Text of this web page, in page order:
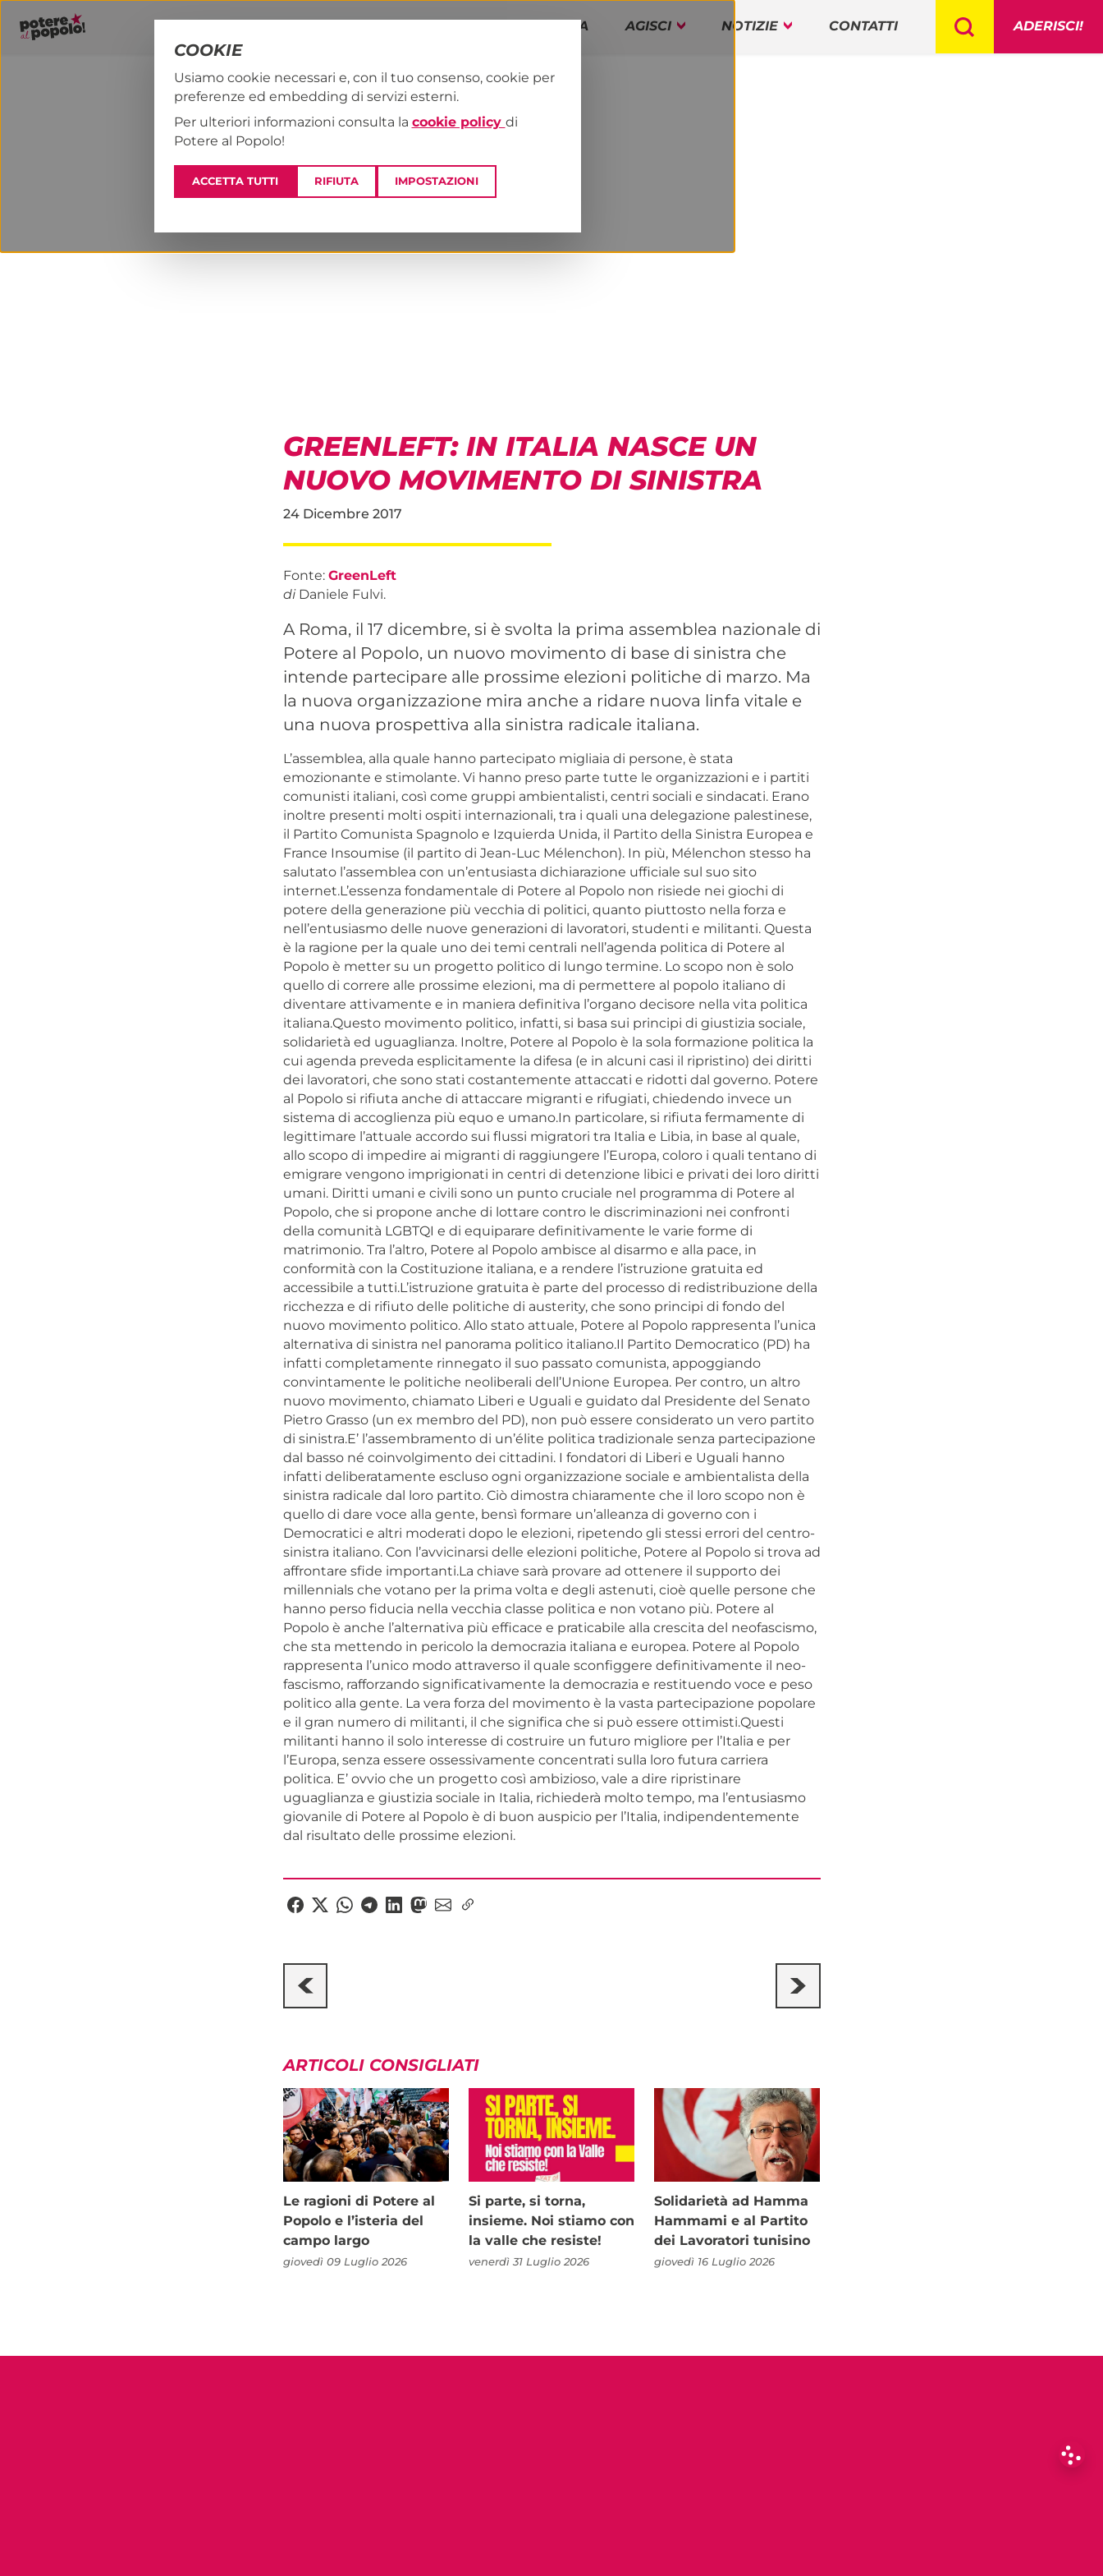
PROGRAMMA AGISCI NOTIZIE CONTATTI ADERISCI!
PAP! NOTIZIE NEWS & MEDIA
GREENLEFT: IN ITALIA NASCE UN
NUOVO MOVIMENTO DI SINISTRA
24 Dicembre 2017
Fonte: GreenLeft
diDaniele Fulvi.
A Roma, il 17 dicembre, si è svolta la prima assemblea nazionale di
Potere al Popolo, un nuovo movimento di base di sinistra che
intende partecipare alle prossime elezioni politiche di marzo. Ma
la nuova organizzazione mira anche a ridare nuova linfa vitale e
una nuova prospettiva alla sinistra radicale italiana.
L’assemblea, alla quale hanno partecipato migliaia di persone, è stata
emozionante e stimolante. Vi hanno preso parte tutte le organizzazioni e i partiti
comunisti italiani, così come gruppi ambientalisti, centri sociali e sindacati. Erano
inoltre presenti molti ospiti internazionali, tra i quali una delegazione palestinese,
il Partito Comunista Spagnolo e Izquierda Unida, il Partito della Sinistra Europea e
France Insoumise (il partito di Jean-Luc Mélenchon). In più, Mélenchon stesso ha
salutato l’assemblea con un’entusiasta dichiarazione ufficiale sul suo sito
internet.L’essenza fondamentale di Potere al Popolo non risiede nei giochi di
potere della generazione più vecchia di politici, quanto piuttosto nella forza e
nell’entusiasmo delle nuove generazioni di lavoratori, studenti e militanti. Questa
è la ragione per la quale uno dei temi centrali nell’agenda politica di Potere al
Popolo è metter su un progetto politico di lungo termine. Lo scopo non è solo
quello di correre alle prossime elezioni, ma di permettere al popolo italiano di
diventare attivamente e in maniera definitiva l’organo decisore nella vita politica
italiana.Questo movimento politico, infatti, si basa sui principi di giustizia sociale,
solidarietà ed uguaglianza. Inoltre, Potere al Popolo è la sola formazione politica la
cui agenda preveda esplicitamente la difesa (e in alcuni casi il ripristino) dei diritti
dei lavoratori, che sono stati costantemente attaccati e ridotti dal governo. Potere
al Popolo si rifiuta anche di attaccare migranti e rifugiati, chiedendo invece un
sistema di accoglienza più equo e umano.In particolare, si rifiuta fermamente di
legittimare l’attuale accordo sui flussi migratori tra Italia e Libia, in base al quale,
allo scopo di impedire ai migranti di raggiungere l’Europa, coloro i quali tentano di
emigrare vengono imprigionati in centri di detenzione libici e privati dei loro diritti
umani. Diritti umani e civili sono un punto cruciale nel programma di Potere al
Popolo, che si propone anche di lottare contro le discriminazioni nei confronti
della comunità LGBTQI e di equiparare definitivamente le varie forme di
matrimonio. Tra l’altro, Potere al Popolo ambisce al disarmo e alla pace, in
conformità con la Costituzione italiana, e a rendere l’istruzione gratuita ed
accessibile a tutti.L’istruzione gratuita è parte del processo di redistribuzione della
ricchezza e di rifiuto delle politiche di austerity, che sono principi di fondo del
nuovo movimento politico. Allo stato attuale, Potere al Popolo rappresenta l’unica
alternativa di sinistra nel panorama politico italiano.Il Partito Democratico (PD) ha
infatti completamente rinnegato il suo passato comunista, appoggiando
convintamente le politiche neoliberali dell’Unione Europea. Per contro, un altro
nuovo movimento, chiamato Liberi e Uguali e guidato dal Presidente del Senato
Pietro Grasso (un ex membro del PD), non può essere considerato un vero partito
di sinistra.E’ l’assembramento di un’élite politica tradizionale senza partecipazione
dal basso né coinvolgimento dei cittadini. I fondatori di Liberi e Uguali hanno
infatti deliberatamente escluso ogni organizzazione sociale e ambientalista della
sinistra radicale dal loro partito. Ciò dimostra chiaramente che il loro scopo non è
quello di dare voce alla gente, bensì formare un’alleanza di governo con i
Democratici e altri moderati dopo le elezioni, ripetendo gli stessi errori del centro-
sinistra italiano. Con l’avvicinarsi delle elezioni politiche, Potere al Popolo si trova ad
affrontare sfide importanti.La chiave sarà provare ad ottenere il supporto dei
millennials che votano per la prima volta e degli astenuti, cioè quelle persone che
hanno perso fiducia nella vecchia classe politica e non votano più. Potere al
Popolo è anche l’alternativa più efficace e praticabile alla crescita del neofascismo,
che sta mettendo in pericolo la democrazia italiana e europea. Potere al Popolo
rappresenta l’unico modo attraverso il quale sconfiggere definitivamente il neo-
fascismo, rafforzando significativamente la democrazia e restituendo voce e peso
politico alla gente. La vera forza del movimento è la vasta partecipazione popolare
e il gran numero di militanti, il che significa che si può essere ottimisti.Questi
militanti hanno il solo interesse di costruire un futuro migliore per l’Italia e per
l’Europa, senza essere ossessivamente concentrati sulla loro futura carriera
politica. E’ ovvio che un progetto così ambizioso, vale a dire ripristinare
uguaglianza e giustizia sociale in Italia, richiederà molto tempo, ma l’entusiasmo
giovanile di Potere al Popolo è di buon auspicio per l’Italia, indipendentemente
dal risultato delle prossime elezioni.
ARTICOLI CONSIGLIATI
Le ragioni di Potere al
Popolo e l’isteria del
campo largo
giovedì 09 Luglio 2026
Si parte, si torna,
insieme. Noi stiamo con
la valle che resiste!
venerdì 31 Luglio 2026
Solidarietà ad Hamma
Hammami e al Partito
dei Lavoratori tunisino
giovedì 16 Luglio 2026
COOKIE
Usiamo cookie necessari e, con il tuo consenso, cookie per
preferenze ed embedding di servizi esterni.
Per ulteriori informazioni consulta la cookie policy di
Potere al Popolo!
ACCETTA TUTTI RIFIUTA IMPOSTAZIONI